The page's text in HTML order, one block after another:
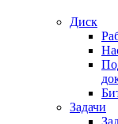
Диск
Задачи